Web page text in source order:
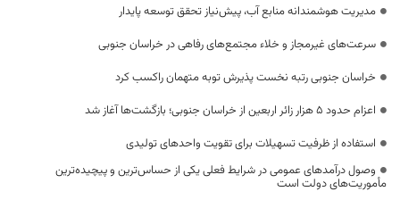
مدیریت هوشمندانه منابع آب، پیش‌نیاز تحقق توسعه پایدار
سرعت‌های غیرمجاز و خلاء مجتمع‌های رفاهی در خراسان جنوبی
خراسان جنوبی رتبه نخست پذیرش توبه متهمان راکسب کرد
اعزام حدود 5 هزار زائر اربعین از خراسان جنوبی؛ بازگشت‌ها آغاز شد
استفاده از ظرفیت تسهیلات برای تقویت واحدهای تولیدی
وصول درآمدهای عمومی در شرایط فعلی یکی از حساس‌ترین و پیچیده‌ترین
مأموریت‌های دولت است